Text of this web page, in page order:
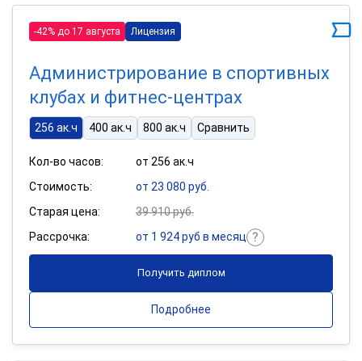
-42% до 17 августа Лицензия
Администрирование в спортивных
клубах и фитнес-центрах
256 ак.ч 400 ак.ч 800 ак.ч Сравнить
Кол-во часов:
от 256 ак.ч
Стоимость:
от 23 080 руб.
Старая цена:
39 910 руб.
Рассрочка:
от 1 924 руб в месяц
Получить диплом
Подробнее